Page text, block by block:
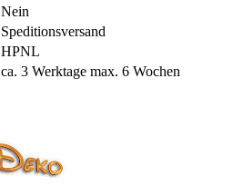
Nein
Speditionsversand
HPNL
ca. 3 Werktage max. 6 Wochen